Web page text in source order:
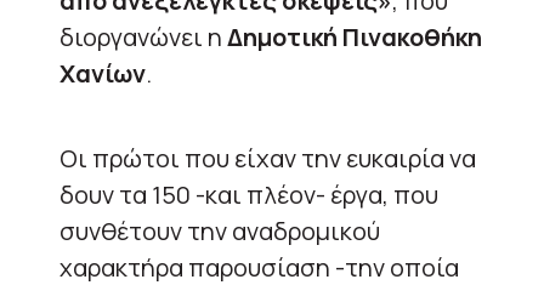
διοργανώνει ηΔημοτική Πινακοθήκη
Χανίων.
Οι πρώτοι που είχαν την ευκαιρία να
δουν τα 150 -και πλέον- έργα, που
συνθέτουν την αναδρομικού
χαρακτήρα παρουσίαση -την οποία